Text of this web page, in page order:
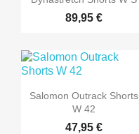
89,95 €
Salomon Outrack Shorts
W 42
47,95 €